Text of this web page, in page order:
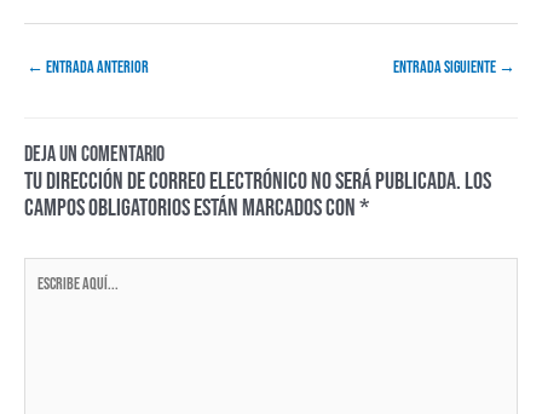
← Entrada anterior Entrada siguiente →
Deja un comentario
Tu dirección de correo electrónico no será publicada.Los
campos obligatorios están marcados con*